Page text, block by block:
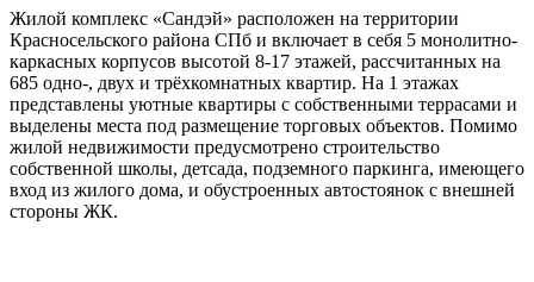
Жилой комплекс «Сандэй» расположен на территории
Красносельского района СПб и включает в себя 5 монолитно-
каркасных корпусов высотой 8-17 этажей, рассчитанных на
685 одно-, двух и трёхкомнатных квартир. На 1 этажах
представлены уютные квартиры с собственными террасами и
выделены места под размещение торговых объектов. Помимо
жилой недвижимости предусмотрено строительство
собственной школы, детсада, подземного паркинга, имеющего
вход из жилого дома, и обустроенных автостоянок с внешней
стороны ЖК.